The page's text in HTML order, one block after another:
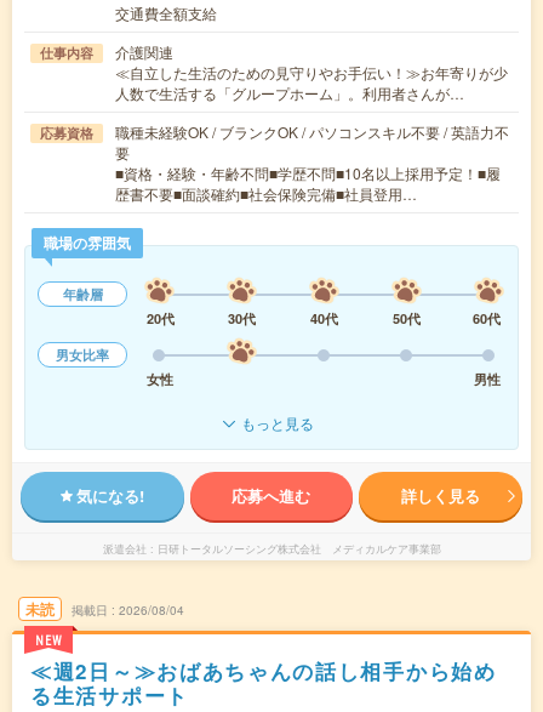
交通費全額支給
仕事内容
介護関連
≪自立した生活のための見守りやお手伝い！≫お年寄りが少
人数で生活する「グループホーム」。利用者さんが…
応募資格
職種未経験OK / ブランクOK / パソコンスキル不要 / 英語力不
要
■資格・経験・年齢不問■学歴不問■10名以上採用予定！■履
歴書不要■面談確約■社会保険完備■社員登用…
職場の雰囲気
年齢層
20代
30代 40代 50代
60代
男女比率
女性
男性
もっと見る
気になる! 応募へ進む 詳しく見る
派遣会社 日研トータルソーシング株式会社 メディカルケア事業部
未読
NEW
掲載日 2026/08/04
≪週2日～≫おばあちゃんの話し相手から始め
る生活サポート